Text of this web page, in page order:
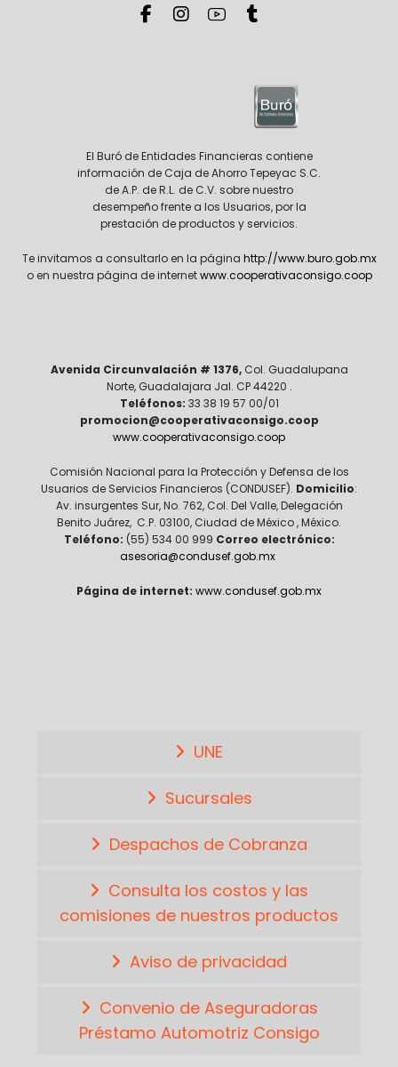
El Buró de Entidades Financieras contiene
información de Caja de Ahorro Tepeyac S.C.
de A.P. de R.L. de C.V. sobre nuestro
desempeño frente a los Usuarios, por la
prestación de productos y servicios.
Te invitamos a consultarlo en la página http://www.buro.gob.mx
o en nuestra página de internetwww.cooperativaconsigo.coop
Avenida Circunvalación # 1376, Col. Guadalupana
Norte, Guadalajara Jal. CP 44220 .
Teléfonos: 33 38 19 57 00/01
promocion@cooperativaconsigo.coop
www.cooperativaconsigo.coop
Comisión Nacional para la Protección y Defensa de los
Usuarios de Servicios Financieros (CONDUSEF). Domicilio:
Av. insurgentes Sur, No. 762, Col. Del Valle, Delegación
Benito Juárez, C.P. 03100, Ciudad de México , México.
Teléfono: (55) 534 00 999 Correo electrónico:
asesoria@condusef.gob.mx
Página de internet: www.condusef.gob.mx
UNE
Sucursales
Despachos de Cobranza
Consulta los costos y las
comisiones de nuestros productos
Aviso de privacidad
Convenio de Aseguradoras
Préstamo Automotriz Consigo